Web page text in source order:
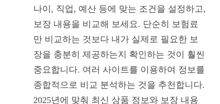
나이, 직업, 예산 등에 맞는 조건을 설정하고,
보장 내용을 비교해 보세요. 단순히 보험료
만 비교하는 것보다 내가 실제로 필요한 보
장을 충분히 제공하는지 확인하는 것이 훨씬
중요합니다. 여러 사이트를 이용하여 정보를
종합적으로 비교 분석하는 것을 추천합니다.
2025년에 맞춰 최신 상품 정보와 보장 내용